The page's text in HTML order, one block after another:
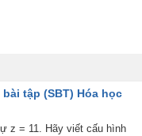
tập (SBT) Hóa học
z = 11. Hãy viết cấu hình